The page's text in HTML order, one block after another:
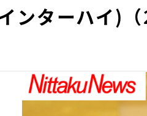
ンターハイ)